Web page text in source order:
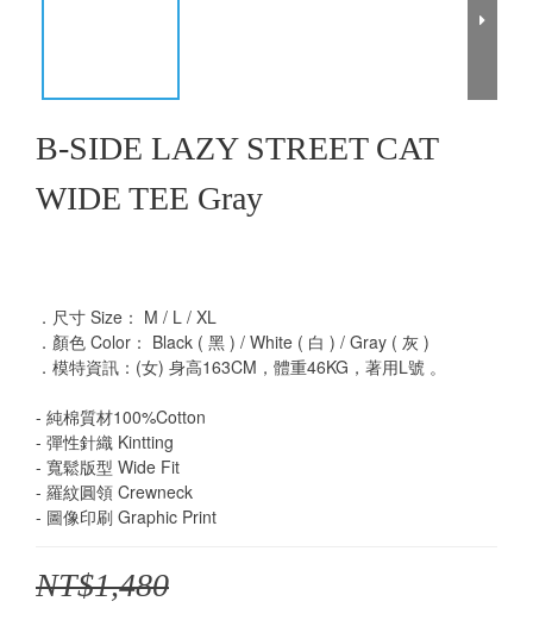
B-SIDE LAZY STREET CAT
WIDE TEE Gray
．尺寸 Size： M / L / XL
．顏色 Color： Black ( 黑 ) / White ( 白 ) / Gray ( 灰 )
．模特資訊：(女) 身高163CM，體重46KG，著用L號 。
- 純棉質材100%Cotton
- 彈性針織 Kintting
- 寬鬆版型 Wide Fit
- 羅紋圓領 Crewneck
- 圖像印刷 Graphic Print
NT$1,480